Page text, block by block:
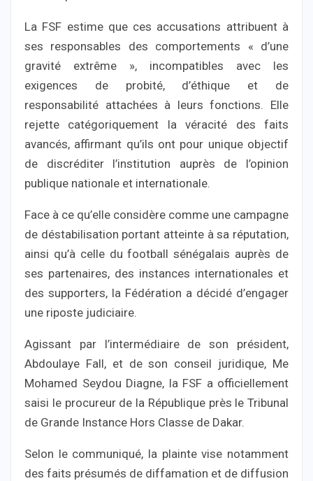
La FSF estime que ces accusations attribuent à
ses responsables des comportements « d’une
gravité extrême », incompatibles avec les
exigences de probité, d’éthique et de
responsabilité attachées à leurs fonctions. Elle
rejette catégoriquement la véracité des faits
avancés, affirmant qu’ils ont pour unique objectif
de discréditer l’institution auprès de l’opinion
publique nationale et internationale.
Face à ce qu’elle considère comme une campagne
de déstabilisation portant atteinte à sa réputation,
ainsi qu’à celle du football sénégalais auprès de
ses partenaires, des instances internationales et
des supporters, la Fédération a décidé d’engager
une riposte judiciaire.
Agissant par l’intermédiaire de son président,
Abdoulaye Fall, et de son conseil juridique, Me
Mohamed Seydou Diagne, la FSF a officiellement
saisi le procureur de la République près le Tribunal
de Grande Instance Hors Classe de Dakar.
Selon le communiqué, la plainte vise notamment
des faits présumés de diffamation et de diffusion